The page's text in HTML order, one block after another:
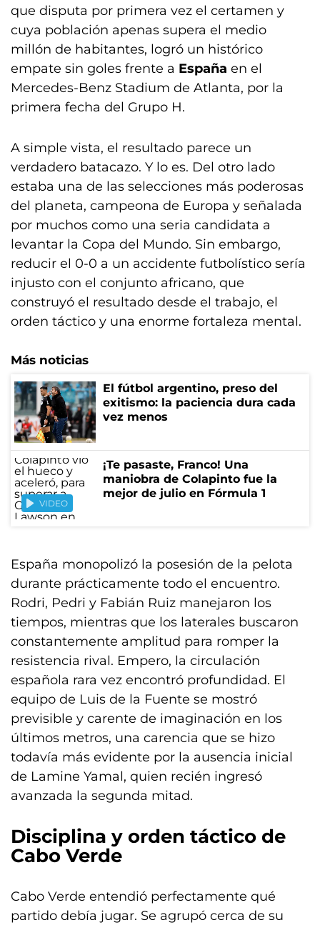
que disputa por primera vez el certamen y
cuya población apenas supera el medio
millón de habitantes, logró un histórico
empate sin goles frente a España en el
Mercedes-Benz Stadium de Atlanta, por la
primera fecha del Grupo H.
A simple vista, el resultado parece un
verdadero batacazo. Y lo es. Del otro lado
estaba una de las selecciones más poderosas
del planeta, campeona de Europa y señalada
por muchos como una seria candidata a
levantar la Copa del Mundo. Sin embargo,
reducir el 0-0 a un accidente futbolístico sería
injusto con el conjunto africano, que
construyó el resultado desde el trabajo, el
orden táctico y una enorme fortaleza mental.
Más noticias
El fútbol argentino, preso del
exitismo: la paciencia dura cada
vez menos
VIDEO
¡Te pasaste, Franco! Una
maniobra de Colapinto fue la
mejor de julio en Fórmula 1
España monopolizó la posesión de la pelota
durante prácticamente todo el encuentro.
Rodri, Pedri y Fabián Ruiz manejaron los
tiempos, mientras que los laterales buscaron
constantemente amplitud para romper la
resistencia rival. Empero, la circulación
española rara vez encontró profundidad. El
equipo de Luis de la Fuente se mostró
previsible y carente de imaginación en los
últimos metros, una carencia que se hizo
todavía más evidente por la ausencia inicial
de Lamine Yamal, quien recién ingresó
avanzada la segunda mitad.
Disciplina y orden táctico de
Cabo Verde
Cabo Verde entendió perfectamente qué
partido debía jugar. Se agrupó cerca de su